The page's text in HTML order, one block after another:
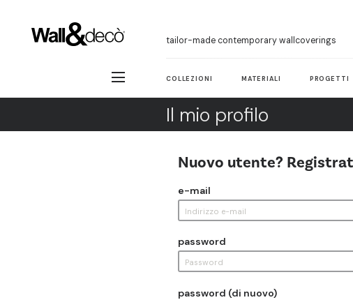
tailor-made contemporary wallcoverings
COLLEZIONI MATERIALI PROGETTI
Il mio profilo
Nuovo utente?
e-mail
password
password (di nuovo)